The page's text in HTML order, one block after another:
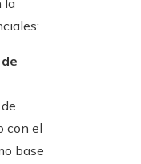
la
con el
base